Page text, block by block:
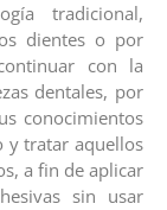
tradicional,
dientes o por
con la
dentales, por
conocimientos
y tratar aquellos
a fin de aplicar
sin usar